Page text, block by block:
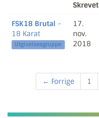
Skrevet
FSK18 Brutal -
18 Karat
Utgivelsesgruppe
17.
nov.
2018
← Forrige 1